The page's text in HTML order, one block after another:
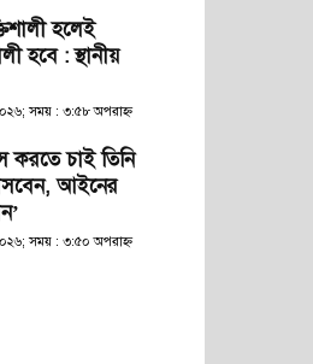
হলেই
হবে : স্থানীয়
সময় : ৩:৫৮ অপরাহ্ণ
করতে চাই তিনি
আইনের
সময় : ৩:৫০ অপরাহ্ণ